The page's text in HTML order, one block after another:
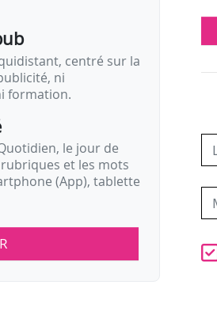
centré sur la
ni
formation.
le jour de
et les mots
(App), tablette